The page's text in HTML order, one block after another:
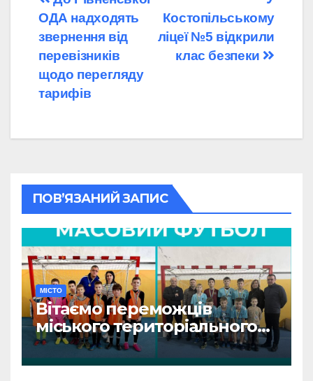
записів
Костопільському
ліцеї №5 відкрили
клас безпеки
ОДА надходять
звернення від
перевізників
щодо перегляду
тарифів
ПОВ’ЯЗАНИЙ ЗАПИС
МІСТО
Вітаємо переможців
міського територіального
етапу змагань «Пліч-о-пліч:
Всеукраїнські шкільні ліги»